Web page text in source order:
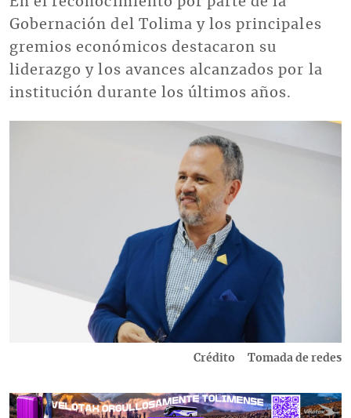
Gobernación del Tolima y los principales
gremios económicos destacaron su
liderazgo y los avances alcanzados por la
institución durante los últimos años.
Crédito Tomada de redes